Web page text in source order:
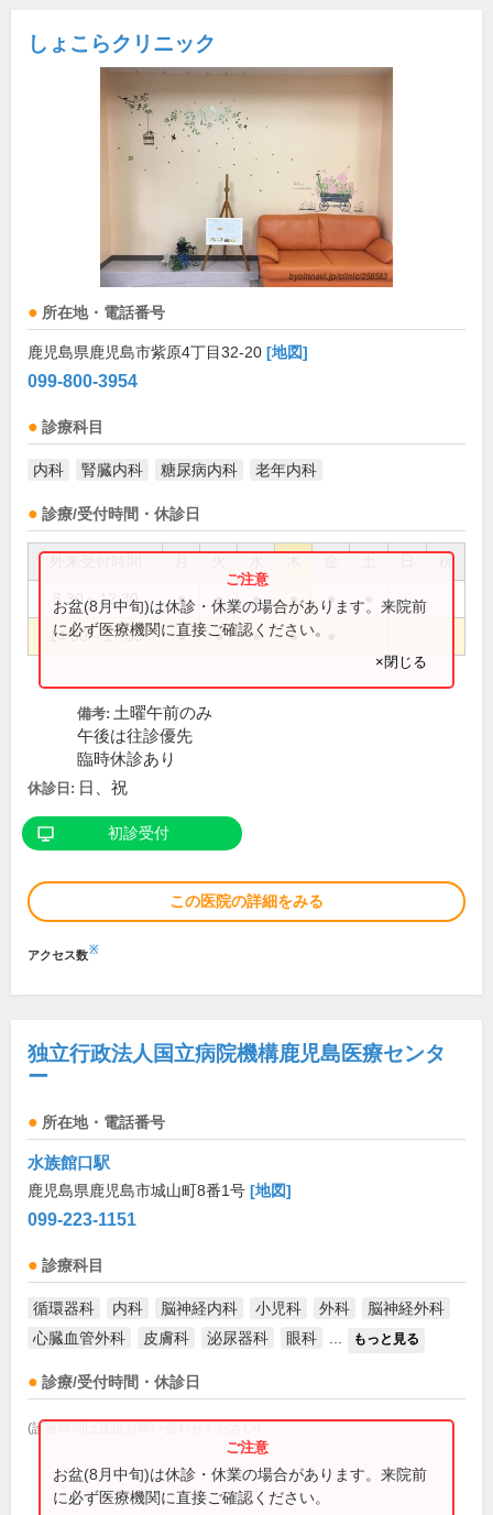
しょこらクリニック
所在地・電話番号
鹿児島県鹿児島市紫原4丁目32-20 [地図]
099-800-3954
診療科目
内科 腎臓内科 糖尿病内科 老年内科
診療/受付時間・休診日
祝
8:30～12:30 ● ● ● ● ●
14:00～17:30 ● ● ● ●
お盆(8月中旬)は休診・休業の場合があります。来院前
に必ず医療機関に直接ご確認ください。
×閉じる
備考: 土曜午前のみ
午後は往診優先
臨時休診あり
休診日: 日、祝
初診受付
この医院の詳細をみる
アクセス数※
独立行政法人国立病院機構鹿児島医療センタ
ー
所在地・電話番号
水族館口駅
鹿児島県鹿児島市城山町8番1号 [地図]
099-223-1151
診療科目
循環器科 内科 脳神経内科 小児科 外科
脳神経外科
心臓血管外科
皮膚科 泌尿器科 眼科 もっと見る
診療/受付時間・休診日
(診療時間は直接お問い合わせください)
お盆(8月中旬)は休診・休業の場合があります。来院前
に必ず医療機関に直接ご確認ください。